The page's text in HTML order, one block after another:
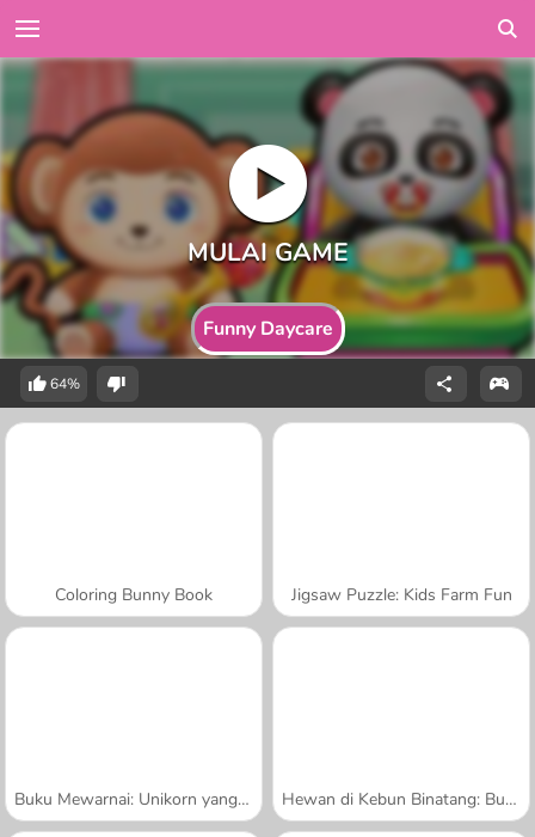
Funny Daycare
64%
Coloring Bunny Book Jigsaw Puzzle: Kids Farm Fun
Buku Mewarnai: Unikorn yang Sangat Lucu Hewan di Kebun Binatang: Buku Mewarnai